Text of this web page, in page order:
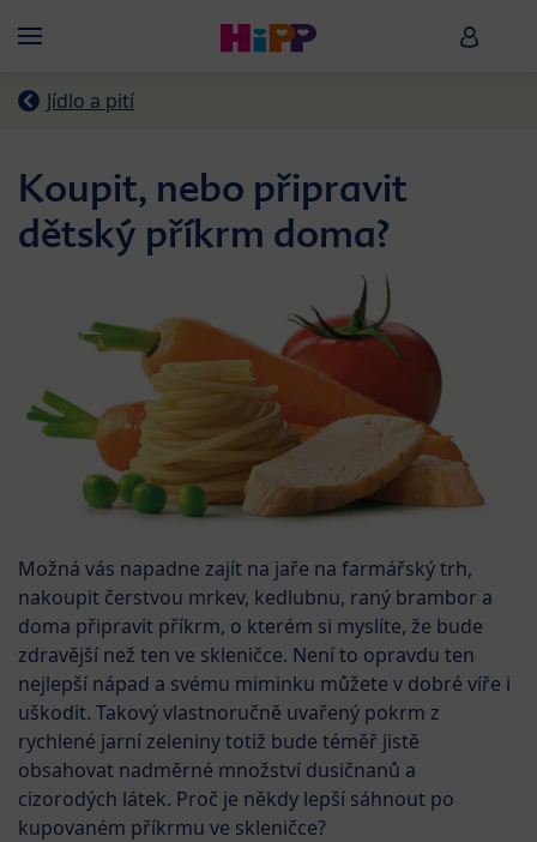
Menü HiPP
Jídlo a pití
Koupit, nebo připravit
dětský příkrm doma?
Možná vás napadne zajít na jaře na farmářský trh,
nakoupit čerstvou mrkev, kedlubnu, raný brambor a
doma připravit příkrm, o kterém si myslíte, že bude
zdravější než ten ve skleničce. Není to opravdu ten
nejlepší nápad a svému miminku můžete v dobré víře i
uškodit. Takový vlastnoručně uvařený pokrm z
rychlené jarní zeleniny totiž bude téměř jistě
obsahovat nadměrné množství dusičnanů a
cizorodých látek. Proč je někdy lepší sáhnout po
kupovaném příkrmu ve skleničce?